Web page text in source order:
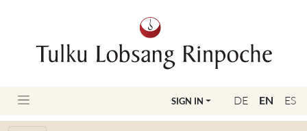
DE EN ES
SIGN IN